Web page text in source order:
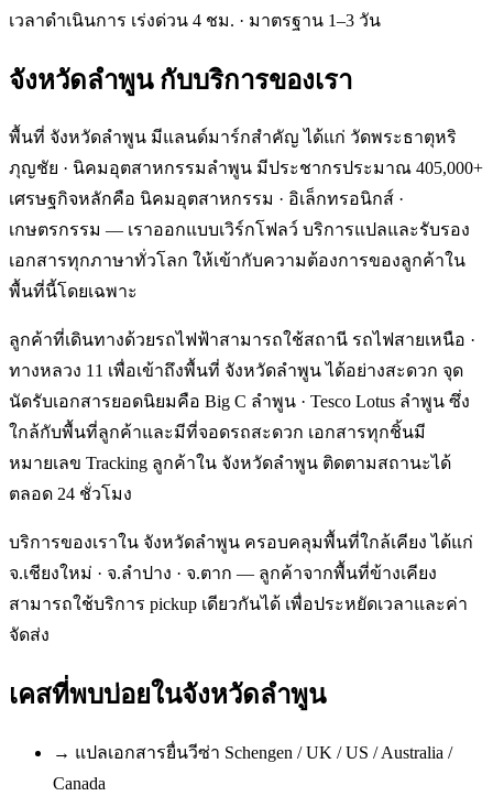
เวลาดำเนินการ เร่งด่วน 4 ชม. · มาตรฐาน 1–3 วัน
จังหวัดลำพูนกับบริการของเรา
พื้นที่ จังหวัดลำพูน มีแลนด์มาร์กสำคัญ ได้แก่ วัดพระธาตุหริ
ภุญชัย · นิคมอุตสาหกรรมลำพูน มีประชากรประมาณ 405,000+
เศรษฐกิจหลักคือ นิคมอุตสาหกรรม · อิเล็กทรอนิกส์ ·
เกษตรกรรม — เราออกแบบเวิร์กโฟลว์ บริการแปลและรับรอง
เอกสารทุกภาษาทั่วโลก ให้เข้ากับความต้องการของลูกค้าใน
พื้นที่นี้โดยเฉพาะ
ลูกค้าที่เดินทางด้วยรถไฟฟ้าสามารถใช้สถานี รถไฟสายเหนือ ·
ทางหลวง 11 เพื่อเข้าถึงพื้นที่ จังหวัดลำพูน ได้อย่างสะดวก จุด
นัดรับเอกสารยอดนิยมคือ Big C ลำพูน · Tesco Lotus ลำพูน ซึ่ง
ใกล้กับพื้นที่ลูกค้าและมีที่จอดรถสะดวก เอกสารทุกชิ้นมี
หมายเลข Tracking ลูกค้าใน จังหวัดลำพูน ติดตามสถานะได้
ตลอด 24 ชั่วโมง
บริการของเราใน จังหวัดลำพูน ครอบคลุมพื้นที่ใกล้เคียง ได้แก่
จ.เชียงใหม่ · จ.ลำปาง · จ.ตาก — ลูกค้าจากพื้นที่ข้างเคียง
สามารถใช้บริการ pickup เดียวกันได้ เพื่อประหยัดเวลาและค่า
จัดส่ง
เคสที่พบบ่อยในจังหวัดลำพูน
→ แปลเอกสารยื่นวีซ่า Schengen / UK / US / Australia /
Canada